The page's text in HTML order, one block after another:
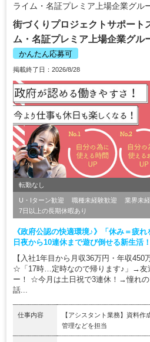
ライム・名証プレミア上場企業グル
街づくりプロジェクトサポー
ム・名証プレミア上場企業グ
かんたん応募可
掲載終了日：2026/8/28
転勤なし
U・Iターン歓迎 職種未経験歓迎 業界未
7日以上の長期休暇あり
《政府公認の快適環境♪》「休み＝疲
日夜から10連休まで遊び倒せる新生活！
【入社1年目から月収36万円・年収450
☆「17時…定時なので帰ります♪」→友
ー！ ☆今月は土日祝で3連休！→憧れ
話...
仕事内容
【アシスタント業務】資料
管理などを担当